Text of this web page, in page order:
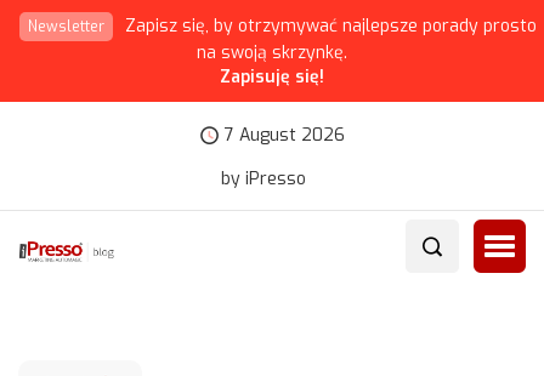
Newsletter
Zapisz się, by otrzymywać najlepsze porady prosto
na swoją skrzynkę.
Zapisuję się!
7 August 2026
by iPresso